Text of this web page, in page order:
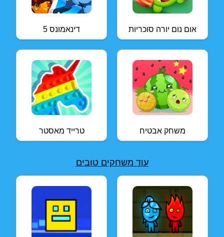
דינאמונס 5 אום נום יורה סוכריות
טרייד מאסטר משחק אבטיח
עוד משחקים טובים